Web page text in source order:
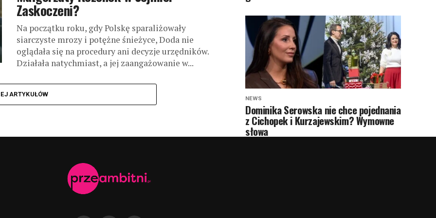
Zaskoczeni?
Na początku roku, gdy Polskę sparaliżowały
siarczyste mrozy i potężne śnieżyce, Doda nie
oglądała się na procedury ani decyzje urzędników.
Działała natychmiast, a jej zaangażowanie w...
ARTYKUŁÓW
NEWS
Dominika Serowska nie chce pojednania
z Cichopek i Kurzajewskim? Wymowne
słowa